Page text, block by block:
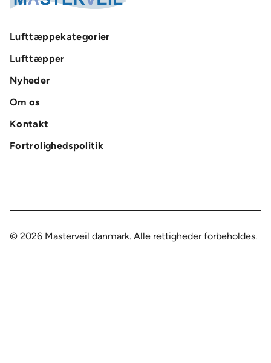
Lufttæppekategorier
Lufttæpper
Nyheder
Om os
Kontakt
Fortrolighedspolitik
© 2026 Masterveil danmark. Alle rettigheder forbeholdes.